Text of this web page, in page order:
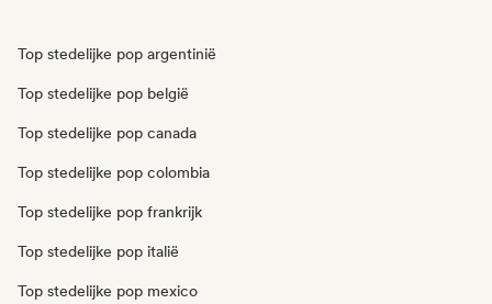
Top stedelijke pop argentinië
Top stedelijke pop belgië
Top stedelijke pop canada
Top stedelijke pop colombia
Top stedelijke pop frankrijk
Top stedelijke pop italië
Top stedelijke pop mexico